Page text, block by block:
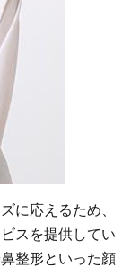
に応えるため、
スを提供してい
整形といった顔